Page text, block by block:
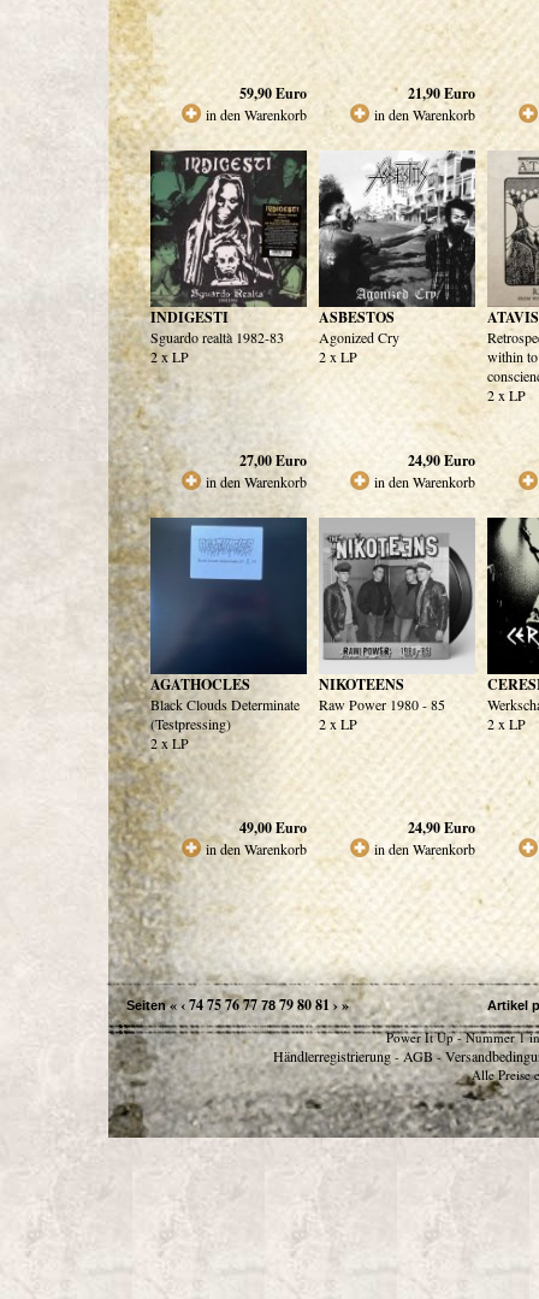
59,90Euro
in den Warenkorb
21,90Euro
in den Warenkorb
INDIGESTI
Sguardo realtà 1982-83
2 x LP
27,00Euro
in den Warenkorb
ASBESTOS
Agonized Cry
2 x LP
24,90Euro
in den Warenkorb
within to
2 x LP
AGATHOCLES
Black Clouds Determinate
(Testpressing)
2 x LP
49,00Euro
in den Warenkorb
NIKOTEENS
Raw Power 1980 - 85
2 x LP
24,90Euro
in den Warenkorb
2 x LP
Seiten «‹74757677 78 798081 ›» Artikel
Power It Up - Nummer 1
Händlerregistrierung - AGB -
Alle Preise